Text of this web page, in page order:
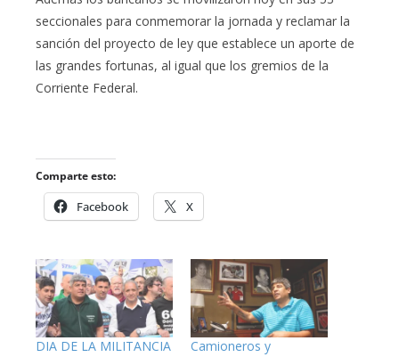
seccionales para conmemorar la jornada y reclamar la
sanción del proyecto de ley que establece un aporte de
las grandes fortunas, al igual que los gremios de la
Corriente Federal.
Comparte esto:
Facebook X
DIA DE LA MILITANCIA
Camioneros y